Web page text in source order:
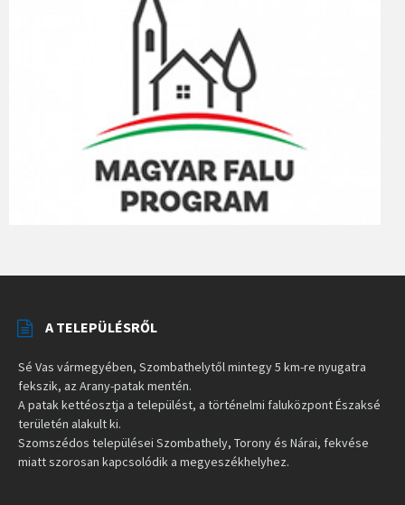
A TELEPÜLÉSRŐL
Sé Vas vármegyében, Szombathelytől mintegy 5 km-re nyugatra
fekszik, az Arany-patak mentén.
A patak kettéosztja a települést, a történelmi faluközpont Északsé
területén alakult ki.
Szomszédos települései Szombathely, Torony és Nárai, fekvése
miatt szorosan kapcsolódik a megyeszékhelyhez.